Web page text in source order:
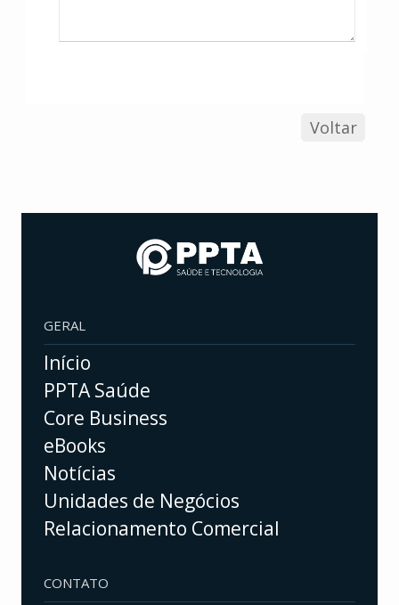
Voltar
GERAL
Início
PPTA Saúde
Core Business
eBooks
Notícias
Unidades de Negócios
Relacionamento Comercial
CONTATO